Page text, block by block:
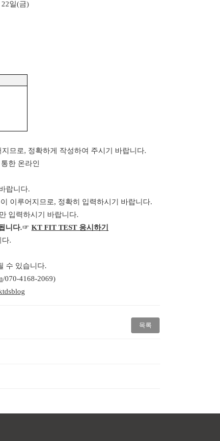
22일(금)
므로, 정확하게 작성하여 주시기 바랍니다.
한 온라인
랍니다.
이루어지므로, 정확히 입력하시기 바랍니다.
입력하시기 바랍니다.
니다.☞ KT FIT TEST 응시하기
다.
수 있습니다.
/070-4168-2069)
목록